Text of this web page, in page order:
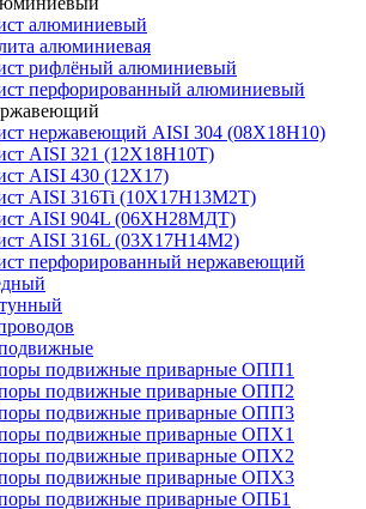
алюминиевый
алюминиевая
рифлёный алюминиевый
перфорированный алюминиевый
нержавеющий AISI 304 (08Х18Н10)
AISI 321 (12Х18Н10Т)
AISI 430 (12Х17)
AISI 316Ti (10Х17Н13М2Т)
AISI 904L (06ХН28МДТ)
AISI 316L (03Х17Н14М2)
перфорированный нержавеющий
подвижные приварные ОПП1
подвижные приварные ОПП2
подвижные приварные ОПП3
подвижные приварные ОПХ1
подвижные приварные ОПХ2
подвижные приварные ОПХ3
подвижные приварные ОПБ1